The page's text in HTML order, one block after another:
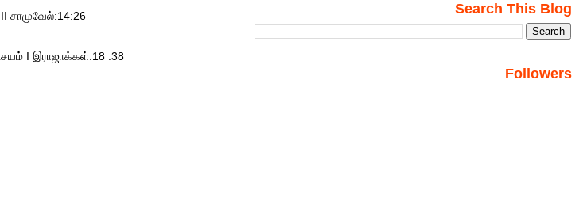
சாமுவேல்:14:26
I இராஜாக்கள்:18 :38
Search This Blog
Followers